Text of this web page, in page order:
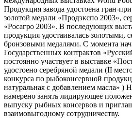
Продукция завода удостоена гран-
золотой медали «Продэкспо 2003»,
«Росагро 2003». В последующих
продукция удостаивалась золотыми,
бронзовыми медалями. С момента
Государственных контрактов
постоянно участвует в выставке
удостоено серебряной медали (II
конкурса по рыбоконсервной
натуральная с добавлением масла» )
намерено занять лидирующее
выпуску рыбных консервов и
взаимовыгодному сотрудничеству.